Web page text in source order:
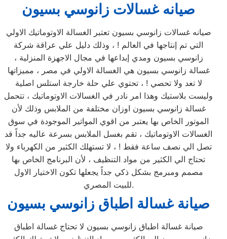
صيانه غسالات زانوسي بسيون
صيانه غسالات زانوسي بسيون تعتبر الغسالة الاوتوماتيك الاولي
التي تم إنتاجها في العالم ! ، وذلك دليل علي عراقة شركة
زانوسي بسيون ومدي إبداعها في مجال الاجهزة المنزلية ،
غسالة زانوسي بسيون هي الغسالة الاولي في مصر ، مميزاتها
لا تعد ولا تحصي ! ، تحتوي علي حلة خارجة استلس اصلية
وليست بلاستيك وهذا امر نادر في الغسالات الاوتوماتيك ، تتحمل
غسالة زانوسي بسيون اوزان مختلفة من الملابس وذلك لأن
الموتور الخاص بها يعتبر من اقوي المواتير الموجودة في سوق
الغسالات الاوتوماتيك ، تقم بغسل الملابس بسرعة عاليه جداً قد
تصل الي نصف ساعة فقط ! ، لا تستهلك الكثير من الكهرباء ولا
تحتاج الي الكثير من مواد التنظيف ، لأن البرنامج الخاص بها
مصمم ومبرمج بشكل ذكي جداً يجعلها تكون الاختيار الاول
للبيت المصري.
صيانة غسالة اطباق زانوسي بسيون
صيانة غسالة اطباق زانوسي بسيون لا تحتاج غسالة اطباق